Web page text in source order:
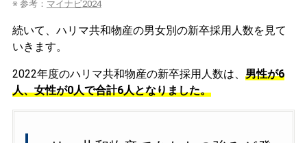
※ 参考： マイナビ2024
続いて、ハリマ共和物産の男女別の新卒採用人数を見て
いきます。
2022年度のハリマ共和物産の新卒採用人数は、 男性が6
人、女性が0人で合計6人となりました。